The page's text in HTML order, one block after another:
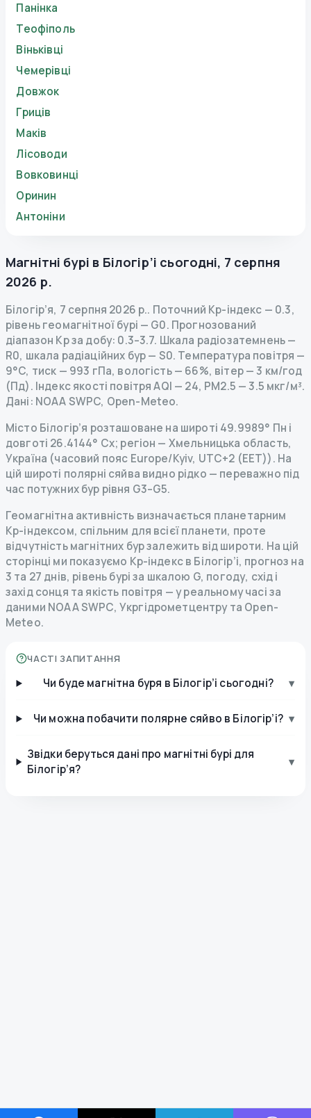
Панінка
Теофіполь
Віньківці
Чемерівці
Довжок
Гриців
Маків
Лісоводи
Вовковинці
Оринин
Антоніни
Магнітні бурі в Білогір’і сьогодні, 7 серпня
2026 р.
Білогір’я, 7 серпня 2026 р.. Поточний Kp-індекс — 0.3,
рівень геомагнітної бурі — G0. Прогнозований
діапазон Kp за добу: 0.3–3.7. Шкала радіозатемнень—
R0, шкала радіаційних бур— S0. Температура повітря —
9°C, тиск — 993 гПа, вологість — 66%, вітер — 3 км/год
(Пд). Індекс якості повітря AQI — 24, PM2.5 — 3.5 мкг/м³.
Дані: NOAA SWPC, Open-Meteo.
Місто Білогір’я розташоване на широті 49.9989° Пн і
довготі 26.4144° Сх; регіон — Хмельницька область,
Україна (часовий пояс Europe/Kyiv, UTC+2 (EET)). На
цій широті полярні сяйва видно рідко — переважно під
час потужних бур рівня G3–G5.
Геомагнітна активність визначається планетарним
Kp-індексом, спільним для всієї планети, проте
відчутність магнітних бур залежить від широти. На цій
сторінці ми показуємо Kp-індекс в Білогір’і, прогноз на
3 та 27 днів, рівень бурі за шкалою G, погоду, схід і
захід сонця та якість повітря — у реальному часі за
даними NOAA SWPC, Укргідрометцентру та Open-
Meteo.
ЧАСТІ ЗАПИТАННЯ
Чи буде магнітна буря в Білогір’і сьогодні? ▾
Чи можна побачити полярне сяйво в Білогір’і? ▾
Звідки беруться дані про магнітні бурі для
Білогір’я?
▾